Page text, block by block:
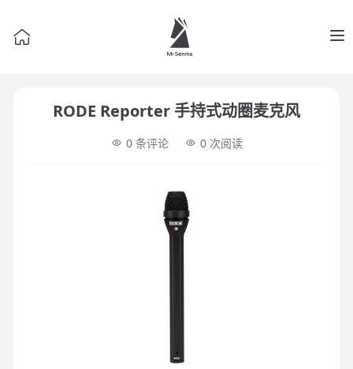
RODE Reporter 手持式动圈麦克风
0 条评论 0 次阅读